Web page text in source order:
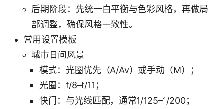
后期阶段：先统一白平衡与色彩风格，再做局
部调整，确保风格一致性。
常用设置模板
城市日间风景
模式：光圈优先（A/Av）或手动（M）；
光圈：f/8–f/11；
快门：与光线匹配，通常1/125–1/200；